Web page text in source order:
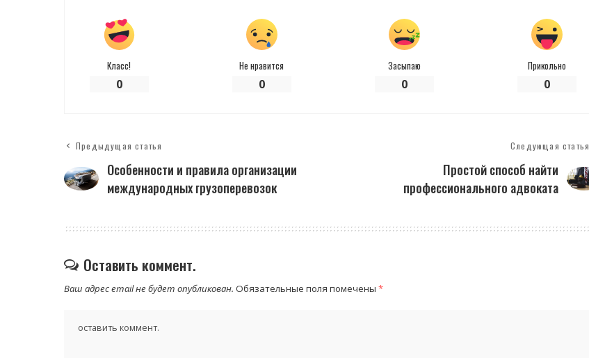
Класс!
0
Не нравится
0
Засыпаю
0
Прикольно
0
Предыдущая статья
Особенности и правила организации
международных грузоперевозок
Следующая статья
Простой способ найти
профессионального адвоката
Оставить коммент.
Ваш адрес email не будет опубликован. Обязательные поля помечены *